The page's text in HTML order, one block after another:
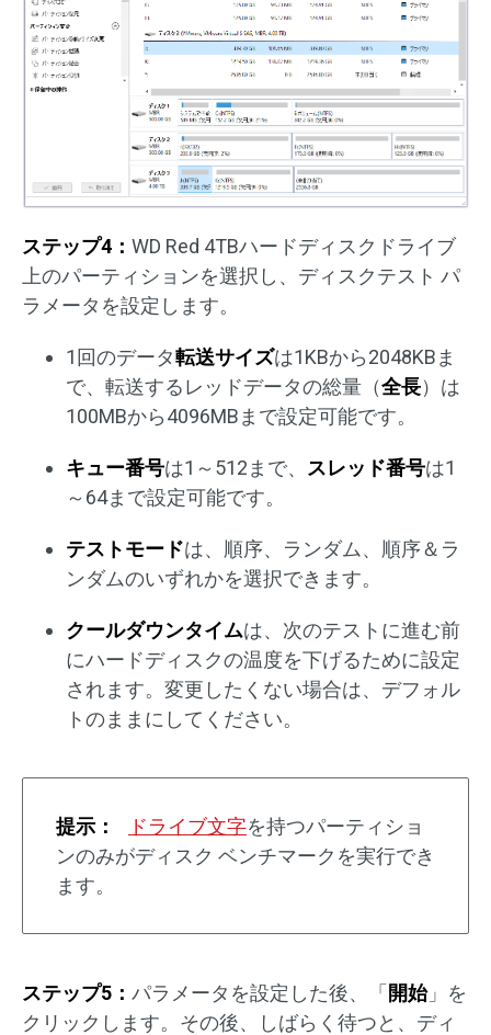
ステップ4： WD Red 4TBハードディスクドライブ
上のパーティションを選択し、ディスクテスト パ
ラメータを設定します。
1回のデータ転送サイズは1KBから2048KBま
で、転送するレッドデータの総量（全長）は
100MBから4096MBまで設定可能です。
キュー番号は1～512まで、 スレッド番号は1
～64まで設定可能です。
テストモードは、順序、ランダム、順序＆ラ
ンダムのいずれかを選択できます。
クールダウンタイムは、次のテストに進む前
にハードディスクの温度を下げるために設定
されます。変更したくない場合は、デフォル
トのままにしてください。
提示： ドライブ文字を持つパーティショ
ンのみがディスク ベンチマークを実行でき
ます。
ステップ5： パラメータを設定した後、「開始」を
クリックします。その後、しばらく待つと、ディ